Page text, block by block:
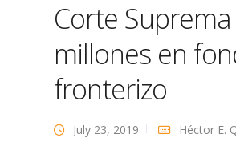
Corte
millones en
fronterizo
July 23, 2019 Héctor E.